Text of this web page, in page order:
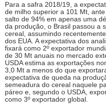
Para a safra 2018/19, a
de milho superior a 101 Mt,
salto de 94% em apenas uma
da produção, o Brasil passou a
cereal, assumindo
dos EUA. A expectativa dos
fixará como 2º exportador
de 30 Mt anuais no mercado
USDA estima as exportações
3,0 Mt a menos do que
expectativa de queda na
semeadura do cereal naquele
páreo e, segundo o USDA,
como 3º exportador global.